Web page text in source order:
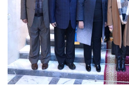
الدراسات العليا
الخريجين
الموظفون
الزائـرون